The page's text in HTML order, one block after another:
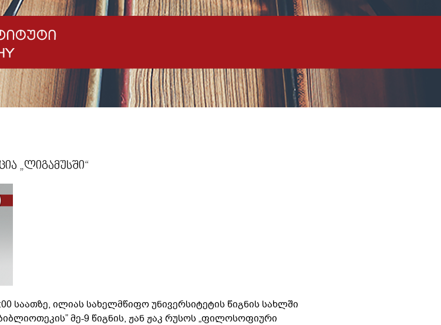
„ლიგამუსში“
საათზე, ილიას სახელმწიფო უნივერსიტეტის წიგნის სახლში
მე-9 წიგნის, ჟან ჟაკ რუსოს „ფილოსოფიური